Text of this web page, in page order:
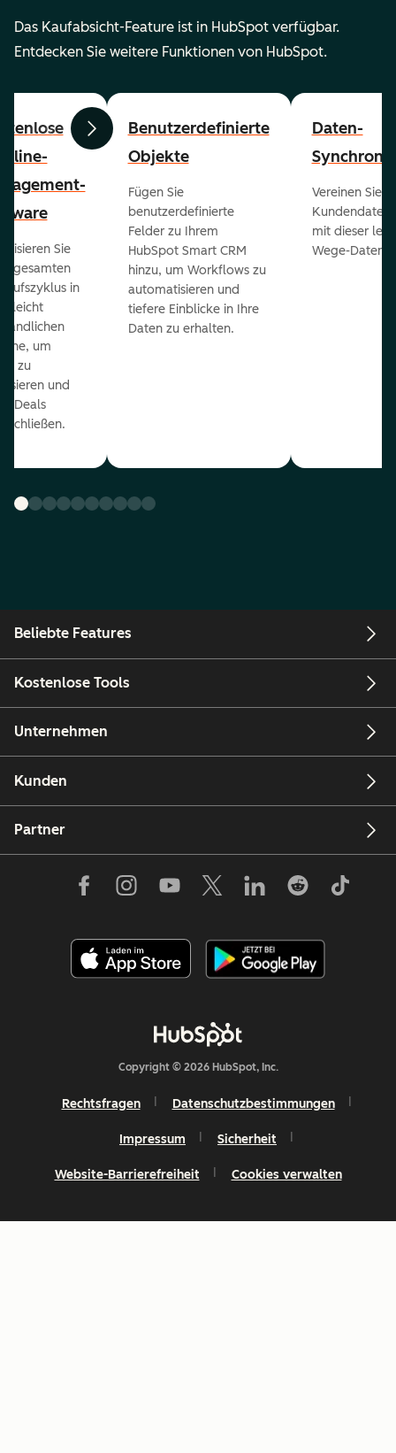
Das Kaufabsicht-Feature ist in HubSpot verfügbar.
Entdecken Sie weitere Funktionen von HubSpot.
ZurückWeiter
Sie
gesamten
in
leicht
um
zu
und
Deals
Benutzerdefinierte
Objekte
Fügen Sie
benutzerdefinierte
Felder zu Ihrem
HubSpot Smart CRM
hinzu, um Workflows zu
automatisieren und
tiefere Einblicke in Ihre
Daten zu erhalten.
Daten-
Vereinen Sie
Kundendaten
mit dieser
Wege-Daten-
Beliebte Features
Kostenlose Tools
Unternehmen
Kunden
Partner
Copyright © 2026 HubSpot, Inc.
Rechtsfragen Datenschutzbestimmungen
Impressum Sicherheit
Website-Barrierefreiheit Cookies verwalten